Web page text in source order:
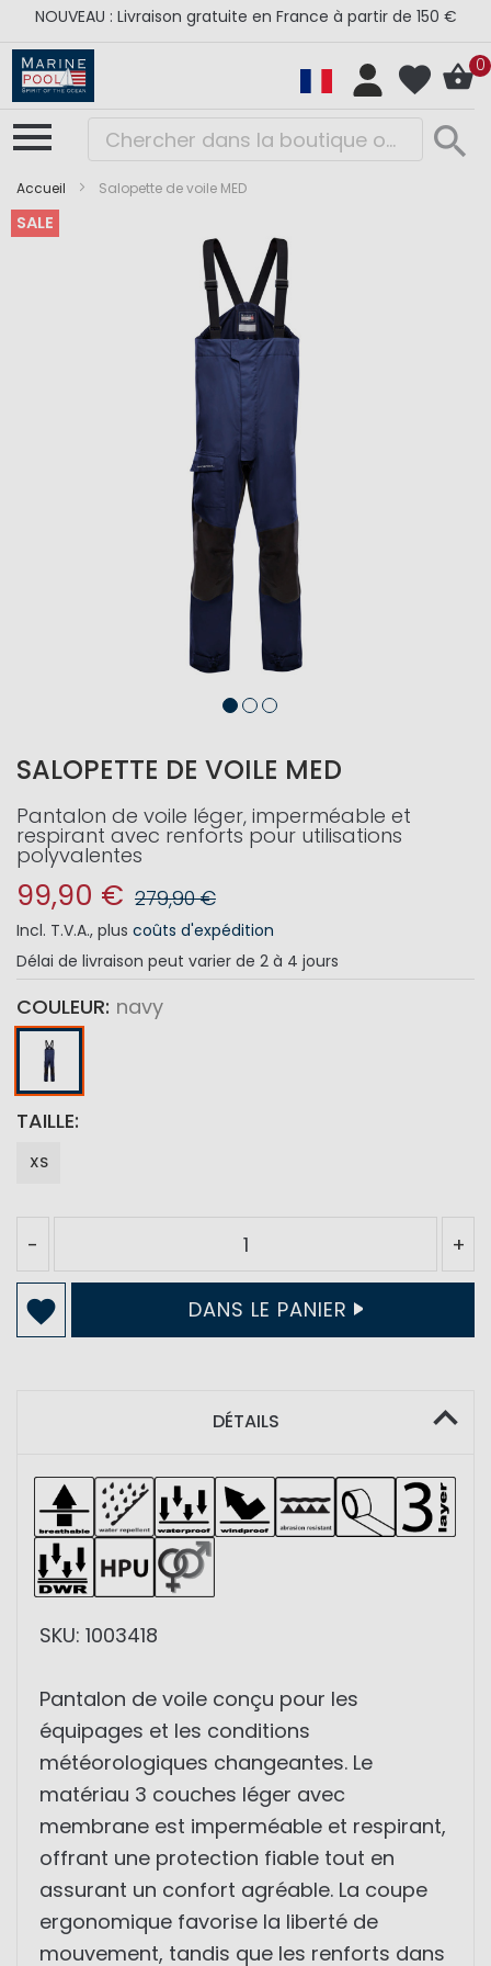
NOUVEAU : Livraison gratuite en France à partir de 150 €
0
Accueil Salopette de voile MED
SALE
Skip
Skip
SALOPETTE DE VOILE MED
Pantalon de voile léger, imperméable et
respirant avec renforts pour utilisations
polyvalentes
99,90 € 279,90 €
Incl. T.V.A., plus coûts d'expédition
Délai de livraison peut varier de 2 à 4 jours
COULEUR navy
TAILLE
XS
- +
DANS LE PANIER
DÉTAILS
SKU: 1003418
Pantalon de voile conçu pour les
équipages et les conditions
météorologiques changeantes. Le
matériau 3 couches léger avec
membrane est imperméable et respirant,
offrant une protection fiable tout en
assurant un confort agréable. La coupe
ergonomique favorise la liberté de
mouvement, tandis que les renforts dans